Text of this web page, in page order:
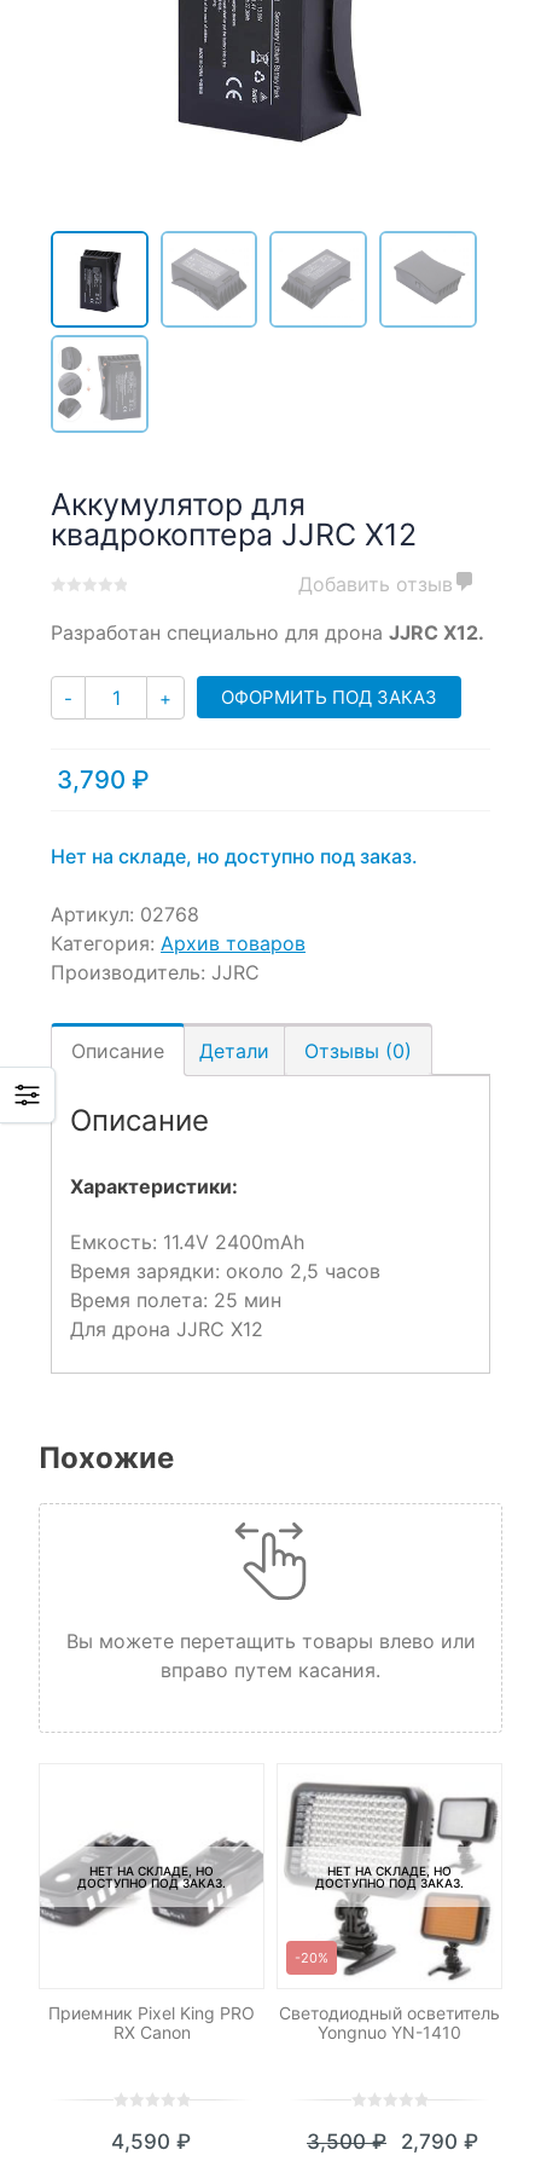
Аккумулятор для
квадрокоптера JJRC X12
out
based
customer
Добавить отзыв
Разработан специально для дрона JJRC X12.
- Количество
+ ОФОРМИТЬ ПОД ЗАКАЗ
3,790 ₽
Нет на складе, но доступно под заказ.
Артикул: 02768
Категория: Архив товаров
Производитель: JJRC
Описание Детали Отзывы (0)
Описание
Характеристики:
Емкость: 11.4V 2400mAh
Время зарядки: около 2,5 часов
Время полета: 25 мин
Для дрона JJRC X12
Похожие
Вы можете перетащить товары влево или
вправо путем касания.
НЕТ НА СКЛАДЕ, НО
ДОСТУПНО ПОД ЗАКАЗ.
Приемник Pixel King PRO
RX Canon
out
4,590 ₽
НЕТ НА СКЛАДЕ, НО
ДОСТУПНО ПОД ЗАКАЗ.
-20%
Светодиодный осветитель
Yongnuo YN-1410
out
3,500₽ 2,790 ₽
Текущая